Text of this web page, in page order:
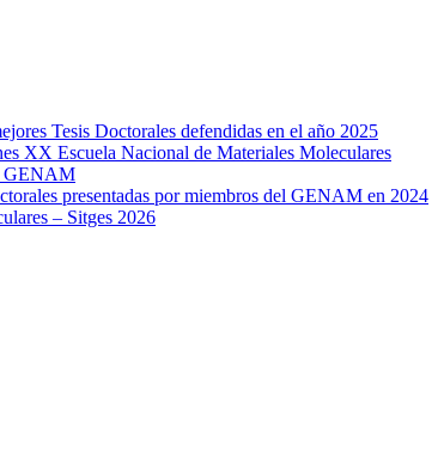
Tesis Doctorales defendidas en el año 2025
XX Escuela Nacional de Materiales Moleculares
GENAM
presentadas por miembros del GENAM en 2024
– Sitges 2026